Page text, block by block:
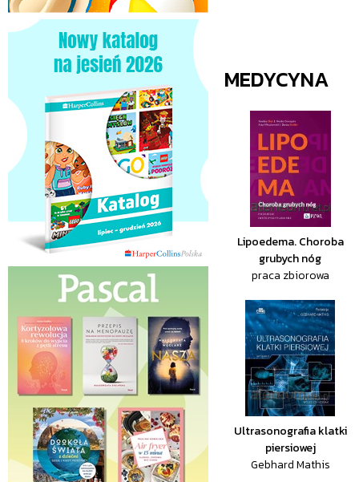
MEDYCYNA
Lipoedema. Choroba
grubych nóg
praca zbiorowa
Ultrasonografia klatki
piersiowej
Gebhard Mathis